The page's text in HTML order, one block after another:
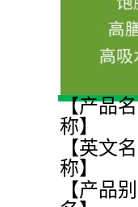
【产品名
称】
【英文名
称】
【产品别